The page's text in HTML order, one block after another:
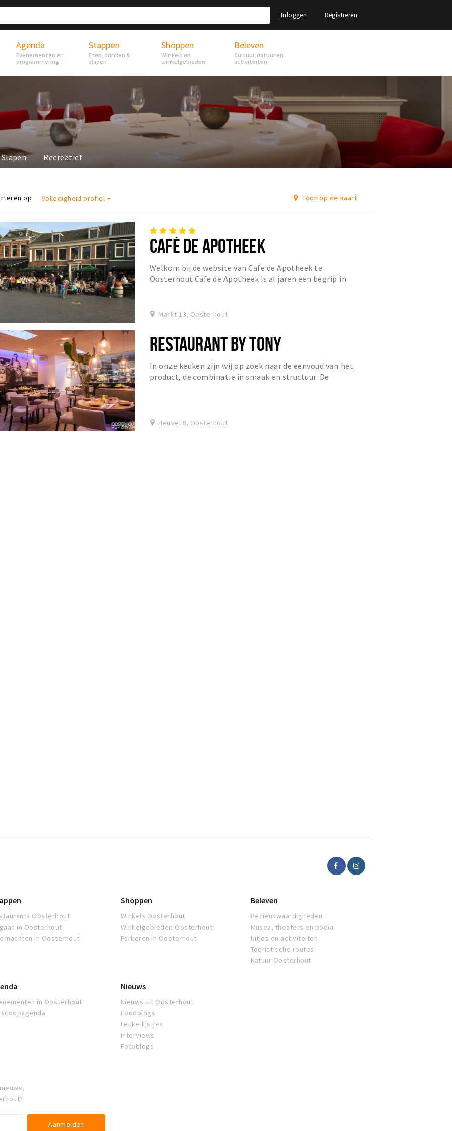
Inloggen Registreren
Agenda
Evenementen en
programmering
Stappen
Eten, drinken &
slapen
Shoppen
Winkels en
winkelgebieden
Beleven
Cultuur, natuur en
activiteiten
Slapen Recreatief
op Volledigheid profiel Toon op de kaart
CAFÉ DE APOTHEEK
Welkom bij de website van Cafe de Apotheek te
Oosterhout.Cafe de Apotheek is al jaren een begrip in
Markt 13, Oosterhout
RESTAURANT BY TONY
In onze keuken zijn wij op zoek naar de eenvoud van het
product, de combinatie in smaak en structuur. De
Heuvel 8, Oosterhout
Oosterhout
in Oosterhout
in Oosterhout
Shoppen
Winkels Oosterhout
Winkelgebieden Oosterhout
Parkeren in Oosterhout
Beleven
Bezienswaardigheden
Musea, theaters en podia
Uitjes en activiteiten
Toeristische routes
Natuur Oosterhout
in Oosterhout
Nieuws
Nieuws uit Oosterhout
Foodblogs
Leuke lijstjes
Interviews
Fotoblogs